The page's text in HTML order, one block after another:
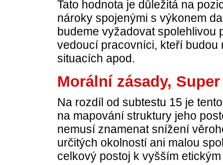
Tato hodnota je důležitá na
nároky spojenými s výkonem
budeme vyžadovat spolehlivou
vedoucí pracovníci, kteří
situacích apod.
Morální zásady,
Na rozdíl od subtestu 15 je
na mapování struktury jeho
nemusí znamenat snížení
určitých okolností ani malou
celkový postoj k vyšším